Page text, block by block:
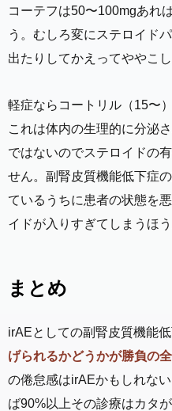
コーテフは50〜100mgあれ
う。むしろ変にステロイド
出たりしてかえってややこ
軽症ならコートリル（15〜
これは体内の生理的に分泌
ではないのでステロイドの
せん。副腎皮質機能低下症
ているうちに患者の状態を
イドが入りすぎてしまうほ
まとめ
irAEとしての副腎皮質機能
げられるかどうかが勝負の
の倦怠感はirAEかもしれな
ば90%以上その診療はカタ